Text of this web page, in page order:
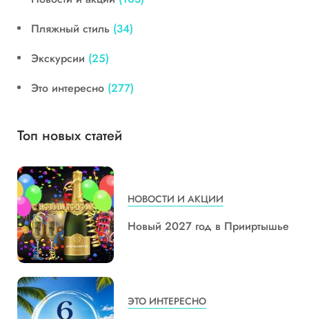
Пляжный стиль (34)
Экскурсии (25)
Это интересно (277)
Топ новых статей
НОВОСТИ И АКЦИИ
Новый 2027 год в Прииртышье
ЭТО ИНТЕРЕСНО